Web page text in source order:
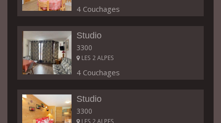
4 Couchages
Studio
3300
LES 2 ALPES
4 Couchages
Studio
3300
LES 2 ALPES